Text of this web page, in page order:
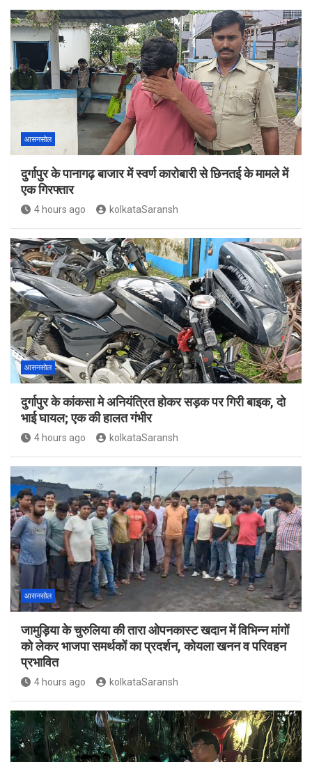
आसनसोल
दुर्गापुर के पानागढ़ बाजार में स्वर्ण कारोबारी से छिनतई के मामले में
एक गिरफ्तार
4 hours ago kolkataSaransh
आसनसोल
दुर्गापुर के कांकसा मे अनियंत्रित होकर सड़क पर गिरी बाइक, दो
भाई घायल; एक की हालत गंभीर
4 hours ago kolkataSaransh
आसनसोल
जामुड़िया के चुरुलिया की तारा ओपनकास्ट खदान में विभिन्न मांगों
को लेकर भाजपा समर्थकों का प्रदर्शन, कोयला खनन व परिवहन
प्रभावित
4 hours ago kolkataSaransh